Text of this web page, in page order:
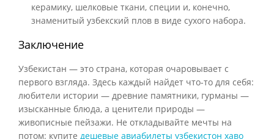
керамику, шелковые ткани, специи и, конечно,
знаменитый узбекский плов в виде сухого набора.
Заключение
Узбекистан — это страна, которая очаровывает с
первого взгляда. Здесь каждый найдет что-то для себя:
любители истории — древние памятники, гурманы —
изысканные блюда, а ценители природы —
живописные пейзажи. Не откладывайте мечты на
потом: купите дешевые авиабилеты узбекистон хаво